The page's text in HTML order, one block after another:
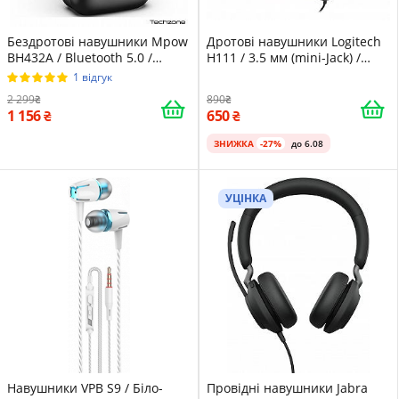
Бездротові навушники Mpow
BH432A / Bluetooth 5.0 /
Активне шумозаглушення /
ANC / Вологозахист IPX8 / До
23 годин від кейса / Чорні
1 відгук
2 299
1 156
Дротові навушники Logitech
H111 / 3.5 мм (mini-Jack) /
890
650
ЗНИЖКА -27% до 6.08
Навушники VPB S9 / Біло-
УЦІНКА
Провідні навушники Jabra